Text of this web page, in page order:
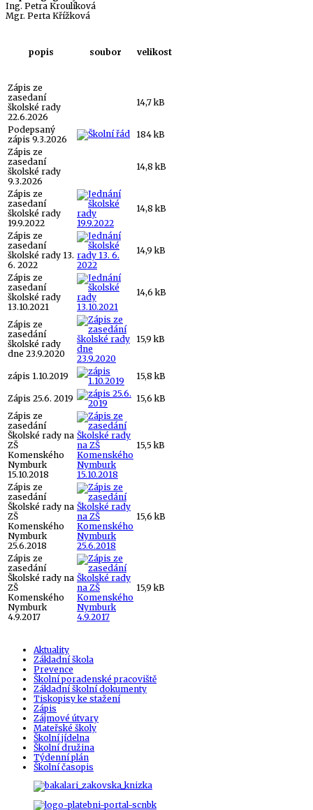
Ing. Petra Kroulíková
Mgr. Perta Křížková
popis soubor velikost
Zápis ze
zasedaní
školské rady
22.6.2026
14,7 kB
Podepsaný
zápis 9.3.2026
184 kB
Zápis ze
zasedaní
školské rady
9.3.2026
14,8 kB
Zápis ze
zasedaní
školské rady
19.9.2022
14,8 kB
Zápis ze
zasedaní
školské rady 13.
6. 2022
14,9 kB
Zápis ze
zasedaní
školské rady
13.10.2021
14,6 kB
Zápis ze
zasedání
školské rady
dne 23.9.2020
15,9 kB
zápis 1.10.2019 15,8 kB
Zápis 25.6. 2019
15,6 kB
Zápis ze
zasedání
Školské rady na
ZŠ
Komenského
Nymburk
15.10.2018
15,5 kB
Zápis ze
zasedání
Školské rady na
ZŠ
Komenského
Nymburk
25.6.2018
15,6 kB
Zápis ze
zasedání
Školské rady na
ZŠ
Komenského
Nymburk
4.9.2017
15,9 kB
Aktuality
Základní škola
Prevence
Školní poradenské pracoviště
Základní školní dokumenty
Tiskopisy ke stažení
Zápis
Zájmové útvary
Mateřské školy
Školní jídelna
Školní družina
Týdenní plán
Školní časopis